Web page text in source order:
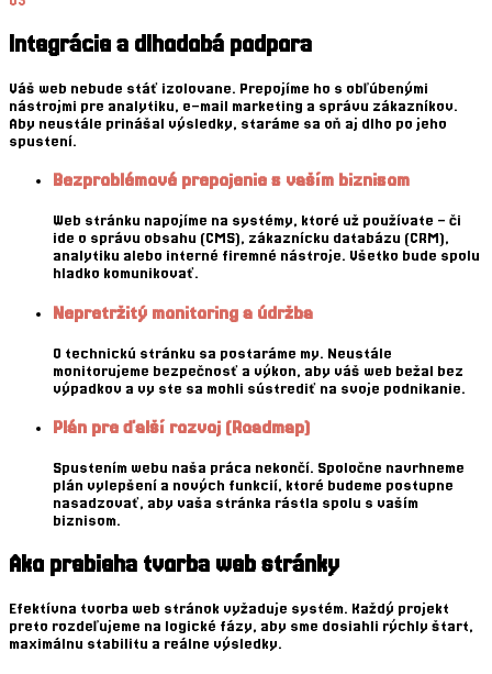
Integrácie a dlhodobá podpora
Váš web nebude stáť izolovane. Prepojíme ho s obľúbenými
nástrojmi pre analytiku, e-mail marketing a správu zákazníkov.
Aby neustále prinášal výsledky, staráme sa oň aj dlho po jeho
spustení.
Bezproblémové prepojenie s vaším biznisom
Web stránku napojíme na systémy, ktoré už používate – či
ide o správu obsahu (CMS), zákaznícku databázu (CRM),
analytiku alebo interné firemné nástroje. Všetko bude spolu
hladko komunikovať.
Nepretržitý monitoring a údržba
O technickú stránku sa postaráme my. Neustále
monitorujeme bezpečnosť a výkon, aby váš web bežal bez
výpadkov a vy ste sa mohli sústrediť na svoje podnikanie.
Plán pre ďalší rozvoj (Roadmap)
Spustením webu naša práca nekončí. Spoločne navrhneme
plán vylepšení a nových funkcií, ktoré budeme postupne
nasadzovať, aby vaša stránka rástla spolu s vaším
biznisom.
Ako prebieha tvorba web stránky
Efektívna tvorba web stránok vyžaduje systém. Každý projekt
preto rozdeľujeme na logické fázy, aby sme dosiahli rýchly štart,
maximálnu stabilitu a reálne výsledky.